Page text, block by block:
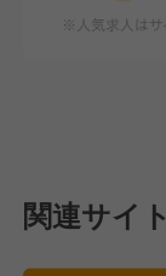
関連サイト